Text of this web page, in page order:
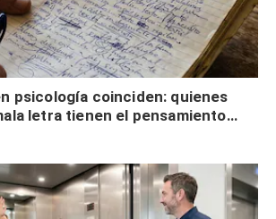
psicología coinciden: quienes
letra tienen el pensamiento
hacen por desinterés